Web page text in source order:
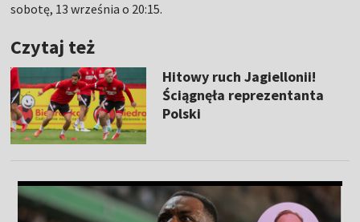
sobotę, 13 września o 20:15.
Czytaj też
Hitowy ruch Jagiellonii!
Ściągnęła reprezentanta
Polski